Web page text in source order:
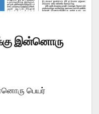
இன்னொரு
பெயர்